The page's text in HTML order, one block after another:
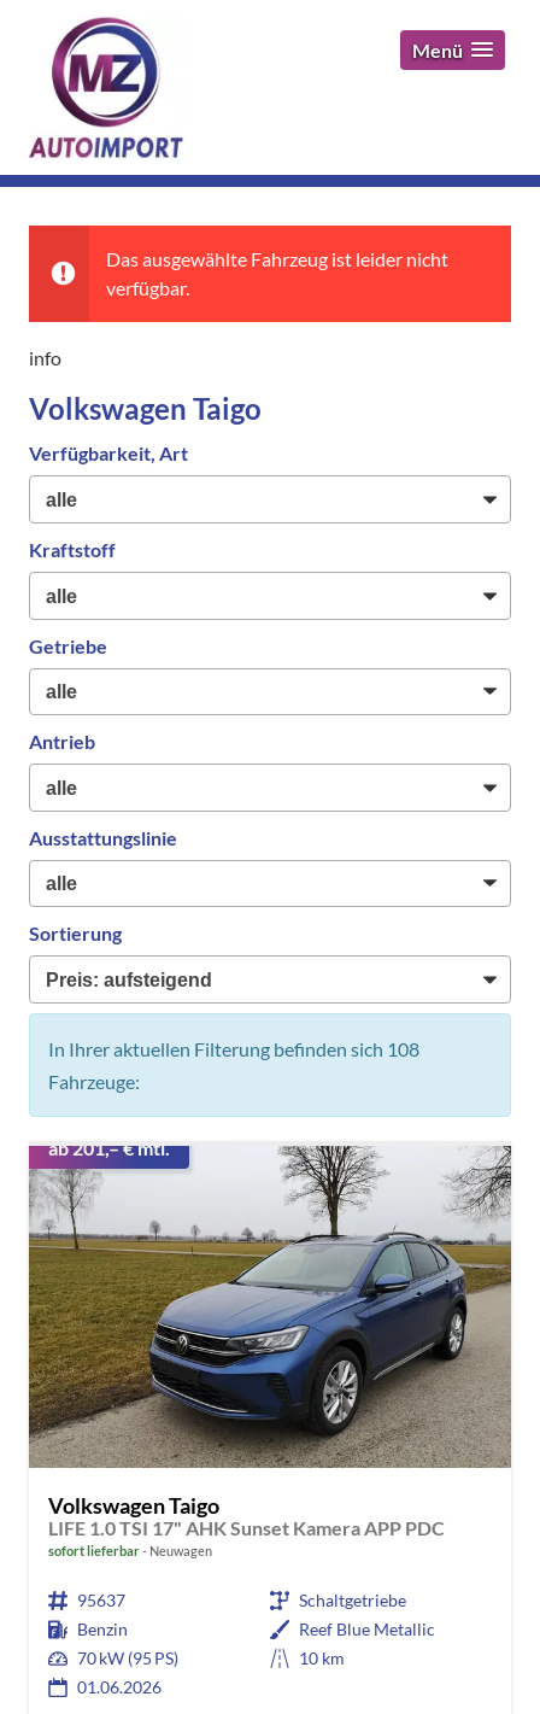
Menü
Das ausgewählte Fahrzeug ist leider nicht
verfügbar.
info
Volkswagen Taigo
Verfügbarkeit, Art
Kraftstoff
Getriebe
Antrieb
Ausstattungslinie
Sortierung
In Ihrer aktuellen Filterung befinden sich 108
Fahrzeuge:
ab 201,– € mtl.
Volkswagen Taigo
LIFE 1.0 TSI 17" AHK Sunset Kamera APP PDC
sofort lieferbar Neuwagen
95637
Schaltgetriebe
Benzin
Reef Blue Metallic
70 kW (95 PS)
10 km
01.06.2026